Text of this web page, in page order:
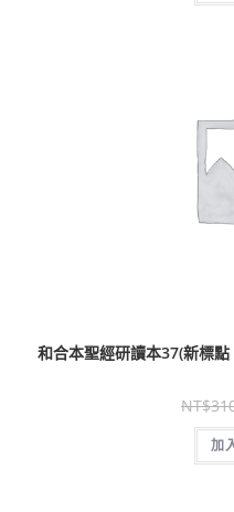
和合本聖經研讀本37(新標
NT$
加